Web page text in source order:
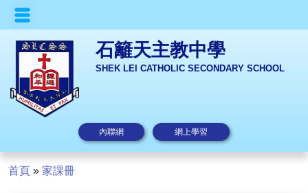
石籬天主教中學
SHEK LEI CATHOLIC SECONDARY SCHOOL
內聯網 網上學習
首頁 » 家課冊